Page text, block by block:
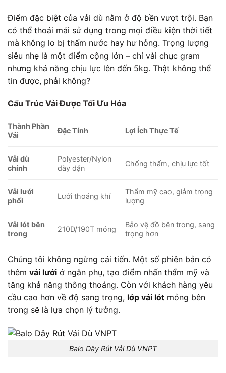
Điểm đặc biệt của vải dù nằm ở độ bền vượt trội. Bạn
có thể thoải mái sử dụng trong mọi điều kiện thời tiết
mà không lo bị thấm nước hay hư hỏng. Trọng lượng
siêu nhẹ là một điểm cộng lớn – chỉ vài chục gram
nhưng khả năng chịu lực lên đến 5kg. Thật không thể
tin được, phải không?
Cấu Trúc Vải Được Tối Ưu Hóa
Thành Phần
Vải
Đặc Tính Lợi Ích Thực Tế
Vải dù
chính
Polyester/Nylon
dày dặn
Chống thấm, chịu lực tốt
Vải lưới
phối
Lưới thoáng khí
Thẩm mỹ cao, giảm trọng
lượng
Vải lót bên
trong
210D/190T mỏng
Bảo vệ đồ bên trong, sang
trọng hơn
Chúng tôi không ngừng cải tiến. Một số phiên bản có
thêm vải lưới ở ngăn phụ, tạo điểm nhấn thẩm mỹ và
tăng khả năng thông thoáng. Còn với khách hàng yêu
cầu cao hơn về độ sang trọng, lớp vải lót mỏng bên
trong sẽ là lựa chọn lý tưởng.
Balo Dây Rút Vải Dù VNPT